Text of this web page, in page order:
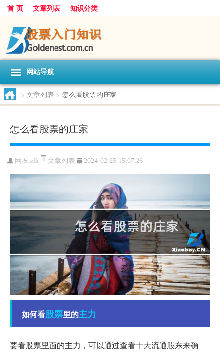
首 页 文章列表 知识分类
网站导航
> 文章列表 > 怎么看股票的庄家
怎么看股票的庄家
网友:zlk 文章列表 2024-02-25 15:07:26
如何看股票里的主力
要看股票里面的主力，可以通过查看十大流通股东来确